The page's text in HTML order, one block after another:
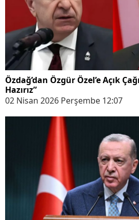
Özdağ’dan Özgür Özel’e Açık
Hazırız”
02 Nisan 2026 Perşembe 12:07